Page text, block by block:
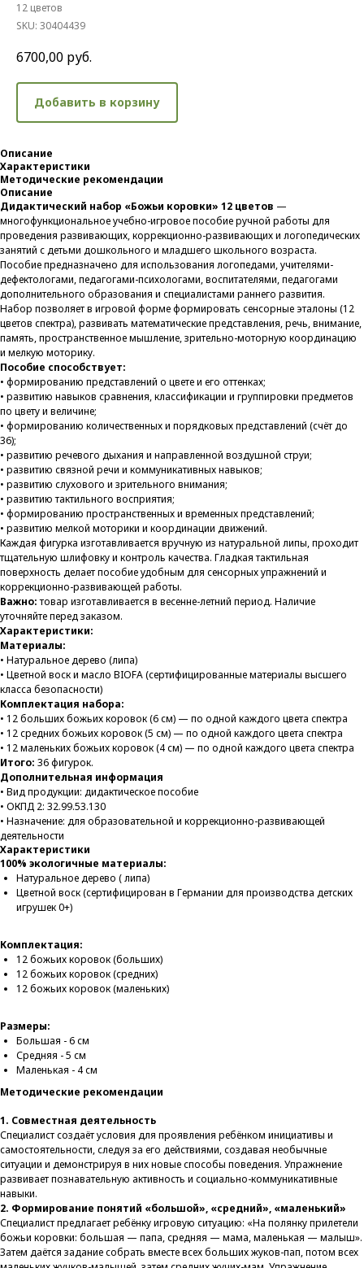
12 цветов
SKU: 30404439
6700,00 руб.
Добавить в корзину
Описание
Характеристики
Методические рекомендации
Описание
Дидактический набор «Божьи коровки» 12 цветов —
многофункциональное учебно-игровое пособие ручной работы для
проведения развивающих, коррекционно-развивающих и логопедических
занятий с детьми дошкольного и младшего школьного возраста.
Пособие предназначено для использования логопедами, учителями-
дефектологами, педагогами-психологами, воспитателями, педагогами
дополнительного образования и специалистами раннего развития.
Набор позволяет в игровой форме формировать сенсорные эталоны (12
цветов спектра), развивать математические представления, речь, внимание,
память, пространственное мышление, зрительно-моторную координацию
и мелкую моторику.
Пособие способствует:
• формированию представлений о цвете и его оттенках;
• развитию навыков сравнения, классификации и группировки предметов
по цвету и величине;
• формированию количественных и порядковых представлений (счёт до
36);
• развитию речевого дыхания и направленной воздушной струи;
• развитию связной речи и коммуникативных навыков;
• развитию слухового и зрительного внимания;
• развитию тактильного восприятия;
• формированию пространственных и временных представлений;
• развитию мелкой моторики и координации движений.
Каждая фигурка изготавливается вручную из натуральной липы, проходит
тщательную шлифовку и контроль качества. Гладкая тактильная
поверхность делает пособие удобным для сенсорных упражнений и
коррекционно-развивающей работы.
Важно:товар изготавливается в весенне-летний период. Наличие
уточняйте перед заказом.
Характеристики:
Материалы:
• Натуральное дерево (липа)
• Цветной воск и масло BIOFA (сертифицированные материалы высшего
класса безопасности)
Комплектация набора:
• 12 больших божьих коровок (6 см) — по одной каждого цвета спектра
• 12 средних божьих коровок (5 см) — по одной каждого цвета спектра
• 12 маленьких божьих коровок (4 см) — по одной каждого цвета спектра
Итого: 36 фигурок.
Дополнительная информация
• Вид продукции: дидактическое пособие
• ОКПД 2: 32.99.53.130
• Назначение: для образовательной и коррекционно-развивающей
деятельности
Характеристики
100% экологичные материалы:
Натуральное дерево ( липа)
Цветной воск (сертифицирован в Германии для производства детских
игрушек 0+)
Комплектация:
12 божьих коровок (больших)
12 божьих коровок (средних)
12 божьих коровок (маленьких)
Размеры:
Большая - 6 см
Средняя - 5 см
Маленькая - 4 см
Методические рекомендации
1. Совместная деятельность
Специалист создаёт условия для проявления ребёнком инициативы и
самостоятельности, следуя за его действиями, создавая необычные
ситуации и демонстрируя в них новые способы поведения. Упражнение
развивает познавательную активность и социально-коммуникативные
навыки.
2. Формирование понятий «большой», «средний», «маленький»
Специалист предлагает ребёнку игровую ситуацию: «На полянку прилетели
божьи коровки: большая — папа, средняя — мама, маленькая — малыш».
Затем даётся задание собрать вместе всех больших жуков-пап, потом всех